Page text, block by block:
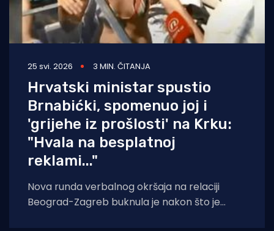
25 svi. 2026 3 MIN. ČITANJA
Hrvatski ministar spustio
Brnabićki, spomenuo joj i
'grijehe iz prošlosti' na Krku:
"Hvala na besplatnoj
reklami..."
Nova runda verbalnog okršaja na relaciji
Beograd-Zagreb buknula je nakon što je